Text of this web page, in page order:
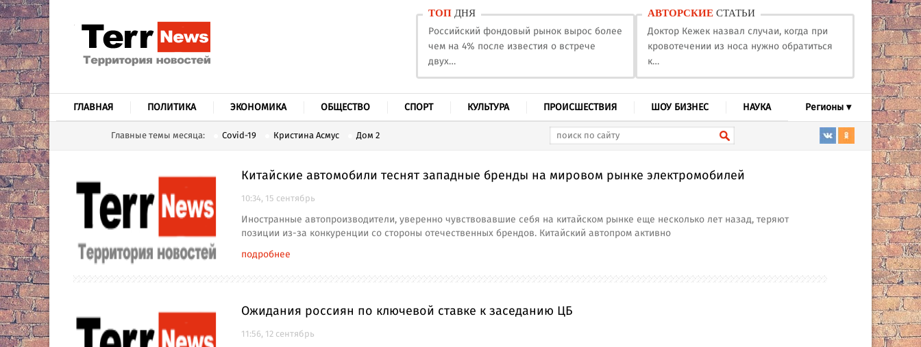
ТОП ДНЯ
Российский фондовый рынок вырос более
чем на 4% после известия о встрече
двух…
АВТОРСКИЕ СТАТЬИ
Доктор Кежек назвал случаи, когда при
кровотечении из носа нужно обратиться
к…
ГЛАВНАЯ ПОЛИТИКА ЭКОНОМИКА ОБЩЕСТВО СПОРТ КУЛЬТУРА ПРОИСШЕСТВИЯ ШОУ БИЗНЕС НАУКА Регионы ▾
Главные темы месяца: Covid-19 Кристина Асмус Дом 2
Китайские автомобили теснят западные бренды на мировом рынке электромобилей
10:34, 15 сентябрь
Иностранные автопроизводители, уверенно чувствовавшие себя на китайском рынке еще несколько лет назад, теряют
позиции из-за конкуренции со стороны отечественных брендов. Китайский автопром активно
подробнее
Ожидания россиян по ключевой ставке к заседанию ЦБ
11:56, 12 сентябрь